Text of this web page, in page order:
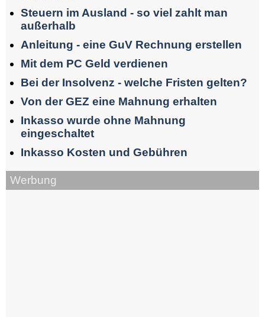
Steuern im Ausland - so viel zahlt man
außerhalb
Anleitung - eine GuV Rechnung erstellen
Mit dem PC Geld verdienen
Bei der Insolvenz - welche Fristen gelten?
Von der GEZ eine Mahnung erhalten
Inkasso wurde ohne Mahnung
eingeschaltet
Inkasso Kosten und Gebühren
Werbung